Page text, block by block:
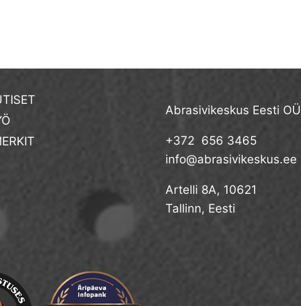
Abrasivikeskus Eesti OÜ
+372 656 3465
info@abrasivikeskus.ee
Artelli 8A, 10621
Tallinn, Eesti